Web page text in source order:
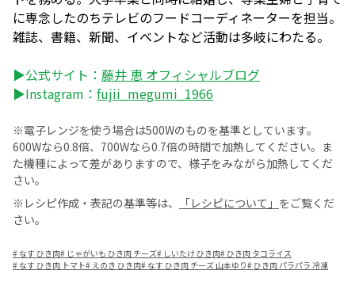
に専念したのちテレビのフードコーディネーターを担当。
雑誌、書籍、新聞、イベントなど活動は多岐にわたる。
▶公式サイト： 藤井 恵 オフィシャルブログ
▶Instagram： fujii_megumi_1966
※電子レンジを使う場合は500Wのものを基準としています。
600Wなら0.8倍、700Wなら0.7倍の時間で加熱してください。ま
た機種によって差がありますので、様子をみながら加熱してくだ
さい。
※レシピ作成・表記の基準等は、
「レシピについて」 をご覧くだ
さい。
# なす ひき肉# じゃがいも ひき肉 チーズ# しいたけ ひき肉# ひき肉 タコライス
# なす ひき肉 トマト# えのき ひき肉# なす ひき肉 チーズ 山本ゆり# ひき肉 パラパラ 冷凍